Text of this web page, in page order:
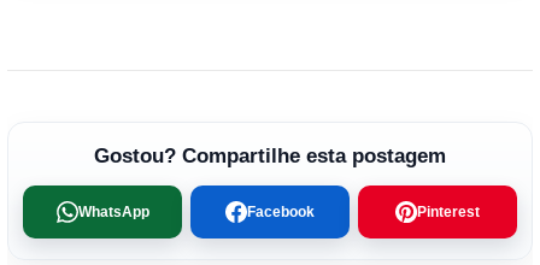
Gostou? Compartilhe esta postagem
WhatsApp Facebook Pinterest